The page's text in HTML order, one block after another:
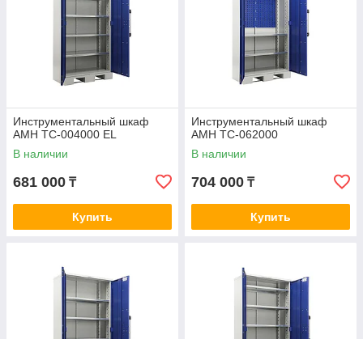
Инструментальный шкаф
AMH TC-004000 EL
В наличии
681 000 ₸
Купить
Инструментальный шкаф
AMH TC-062000
В наличии
704 000 ₸
Купить